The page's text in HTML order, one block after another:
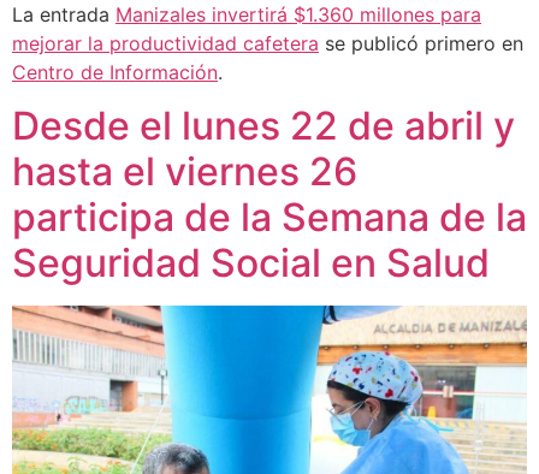
La entrada Manizales invertirá $1.360 millones para
mejorar la productividad cafetera se publicó primero en
Centro de Información.
Desde el lunes 22 de abril y
hasta el viernes 26
participa de la Semana de la
Seguridad Social en Salud